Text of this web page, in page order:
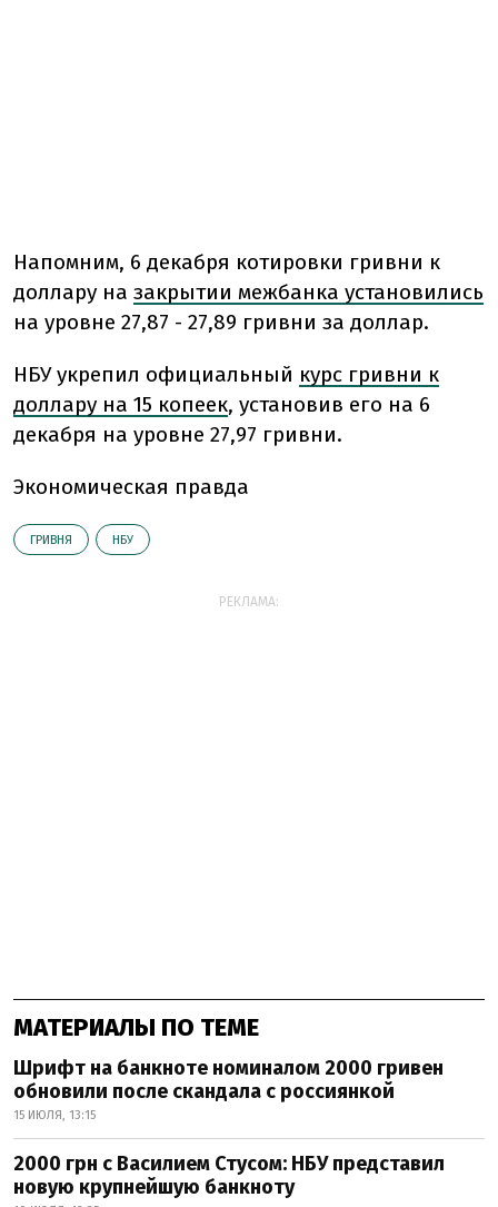
Напомним, 6 декабря котировки гривни к
доллару на закрытии межбанка установились
на уровне 27,87 - 27,89 гривни за доллар.
НБУ укрепил официальный курс гривни к
доллару на 15 копеек, установив его на 6
декабря на уровне 27,97 гривни.
Экономическая правда
ГРИВНЯ НБУ
РЕКЛАМА:
МАТЕРИАЛЫ ПО ТЕМЕ
Шрифт на банкноте номиналом 2000 гривен
обновили после скандала с россиянкой
15 ИЮЛЯ, 13:15
2000 грн с Василием Стусом: НБУ представил
новую крупнейшую банкноту